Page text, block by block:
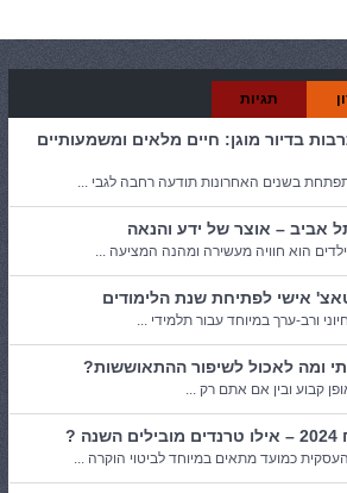
תגיות
בדיור מוגן: חיים מלאים ומשמעותיים
בשנים האחרונות תודעה רחבה לגבי ...
אביב – אוצר של ידע והנאה
הוא חוויה מעשירה ומהנה המציעה ...
אישי לפתיחת שנת הלימודים
ורב-ערך במיוחד עבור תלמידי ...
ומה לאכול לשיפור ההתאוששות?
קבוע ובין אם אתם רק ...
כמועד מתאים במיוחד לביטוי הוקרה ...